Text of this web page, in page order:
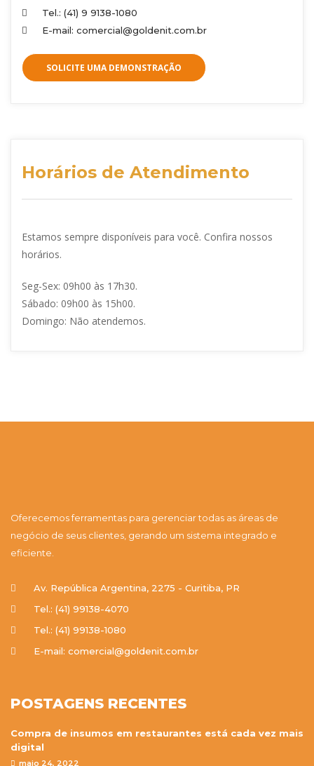
Tel.: (41) 9 9138-1080
E-mail: comercial@goldenit.com.br
SOLICITE UMA DEMONSTRAÇÃO
Horários de Atendimento
Estamos sempre disponíveis para você. Confira nossos
horários.
Seg-Sex: 09h00 às 17h30.
Sábado: 09h00 às 15h00.
Domingo: Não atendemos.
Oferecemos ferramentas para gerenciar todas as áreas de
negócio de seus clientes, gerando um sistema integrado e
eficiente.
Av. República Argentina, 2275 - Curitiba, PR
Tel.: (41) 99138-4070
Tel.: (41) 99138-1080
E-mail: comercial@goldenit.com.br
POSTAGENS RECENTES
Compra de insumos em restaurantes está cada vez mais
digital
maio 24, 2022